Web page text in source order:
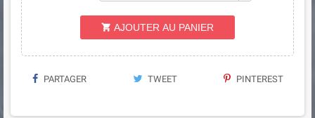
 AJOUTER AU PANIER
PARTAGER TWEET PINTEREST